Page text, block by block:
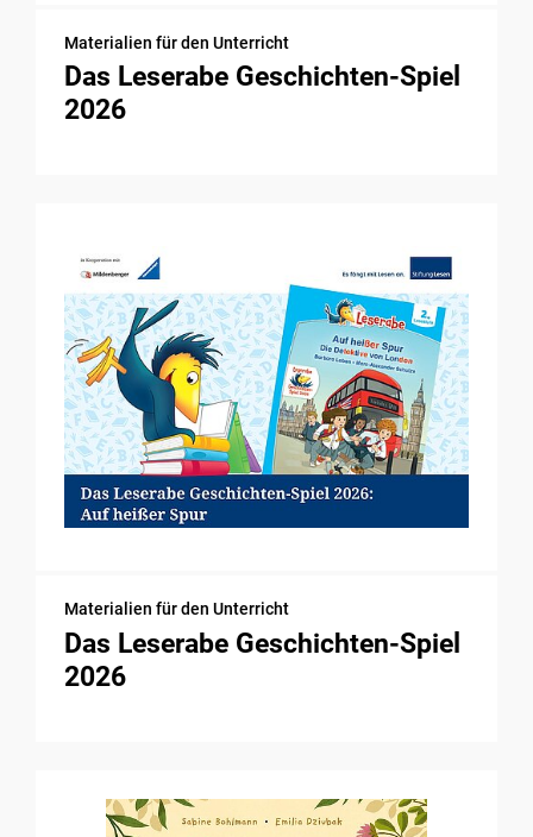
Materialien für den Unterricht
Das Leserabe Geschichten-Spiel
2026
Materialien für den Unterricht
Das Leserabe Geschichten-Spiel
2026